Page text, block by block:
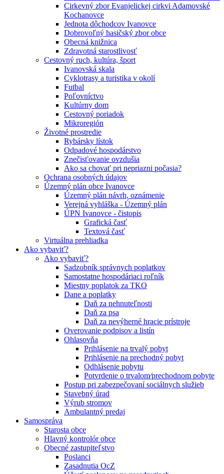
Cirkevný zbor Evanjelickej cirkvi Adamovské
Kochanovce
Jednota dôchodcov Ivanovce
Dobrovoľný hasičský zbor obce
Obecná knižnica
Zdravotná starostlivosť
Cestovný ruch, kultúra, šport
Ivanovská skala
Cyklotrasy a turistika v okolí
Futbal
Poľovníctvo
Kultúrny dom
Cestovný poriadok
Mikroregión
Životné prostredie
Rybársky lístok
Odpadové hospodárstvo
Znečisťovanie ovzdušia
Ako sa chovať pri nepriazni počasia?
Ochrana osobných údajov
Územný plán obce Ivanovce
Územný plán návrh, oznámenie
Verejná vyhláška - Územný plán
ÚPN Ivanovce - čistopis
Grafická časť
Textová časť
Virtuálna prehliadka
Ako vybaviť?
Ako vybaviť?
Sadzobník správnych poplatkov
Samostatne hospodáriaci roľník
Miestny poplatok za TKO
Dane a poplatky
Daň za nehnuteľnosti
Daň za psa
Daň za nevýherné hracie prístroje
Overovanie podpisov a listín
Ohlasovňa
Prihlásenie na trvalý pobyt
Prihlásenie na prechodný pobyt
Odhlásenie pobytu
Potvrdenie o trvalom⁄prechodnom pobyte
Postup pri zabezpečovaní sociálnych služieb
Stavebný úrad
Výrub stromov
Ambulantný predaj
Samospráva
Starosta obce
Hlavný kontrolór obce
Obecné zastupiteľstvo
Poslanci
Zasadnutia OcZ